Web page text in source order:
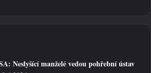
Neslyšící manželé vedou pohřební ústav